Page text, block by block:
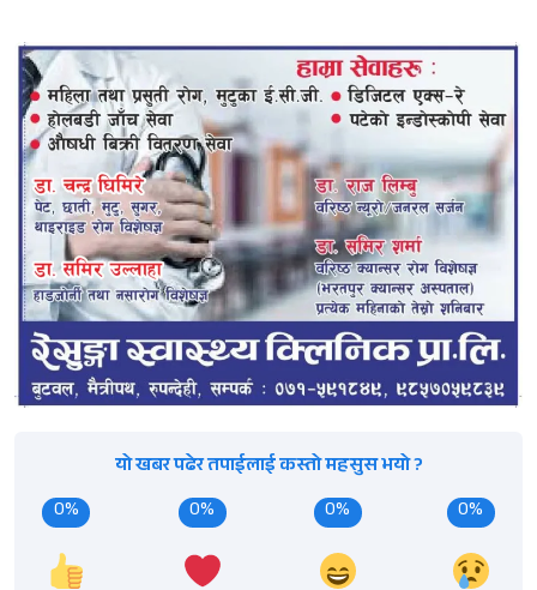
यो खबर पढेर तपाईलाई कस्तो महसुस भयो ?
0%
0% 0% 0%